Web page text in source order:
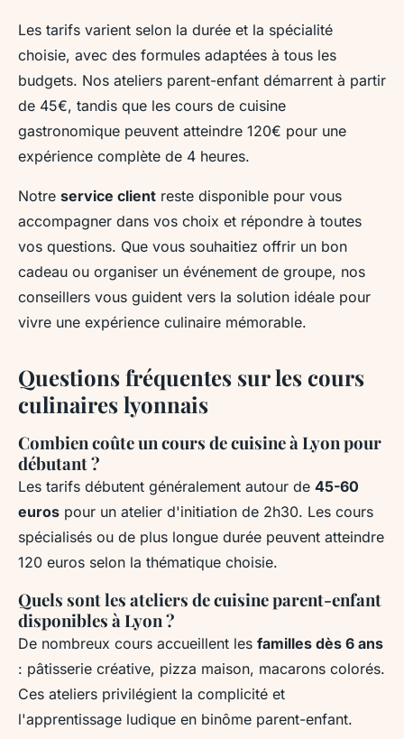
Les tarifs varient selon la durée et la spécialité
choisie, avec des formules adaptées à tous les
budgets. Nos ateliers parent-enfant démarrent à partir
de 45€, tandis que les cours de cuisine
gastronomique peuvent atteindre 120€ pour une
expérience complète de 4 heures.
Notre service client reste disponible pour vous
accompagner dans vos choix et répondre à toutes
vos questions. Que vous souhaitiez offrir un bon
cadeau ou organiser un événement de groupe, nos
conseillers vous guident vers la solution idéale pour
vivre une expérience culinaire mémorable.
Questions fréquentes sur les cours
culinaires lyonnais
Combien coûte un cours de cuisine à Lyon pour
débutant ?
Les tarifs débutent généralement autour de 45-60
euros pour un atelier d'initiation de 2h30. Les cours
spécialisés ou de plus longue durée peuvent atteindre
120 euros selon la thématique choisie.
Quels sont les ateliers de cuisine parent-enfant
disponibles à Lyon ?
De nombreux cours accueillent les familles dès 6 ans
: pâtisserie créative, pizza maison, macarons colorés.
Ces ateliers privilégient la complicité et
l'apprentissage ludique en binôme parent-enfant.